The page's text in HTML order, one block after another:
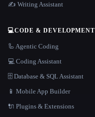
✍️ Writing Assistant
💻CODE & DEVELOPMENT
🦾 Agentic Coding
💻 Coding Assistant
🗄️ Database & SQL Assistant
📱 Mobile App Builder
🔌 Plugins & Extensions